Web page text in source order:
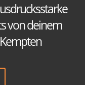
von deinem